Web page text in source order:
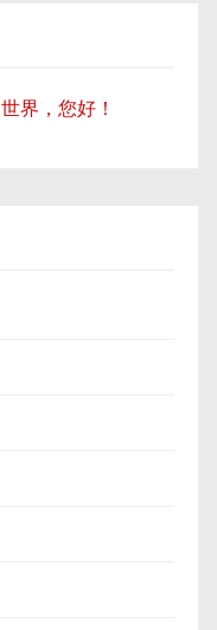
世界，您好！